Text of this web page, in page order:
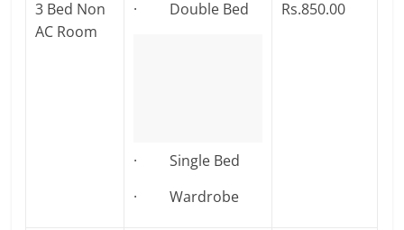
3 Bed Non
AC Room
· Double Bed
· Single Bed
· Wardrobe
Rs.850.00